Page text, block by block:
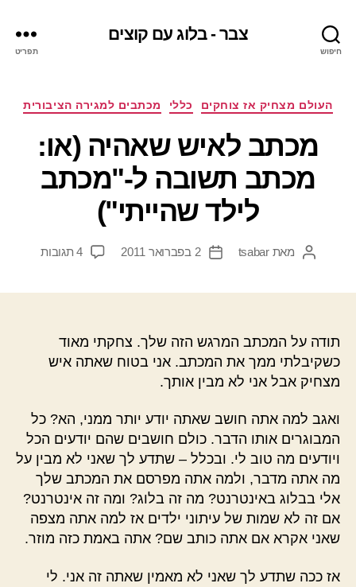
חיפוש
צבר - בלוג עם קוצים
תפריט
קטגוריות העולם מצחיק אז צוחקים כללי מכתבים למגירה הציבורית
מכתב לאיש שאהיה (או:
מכתב תשובה ל-"מכתב
לילד שהייתי")
המחבר
מאתtsabar
תאריך
2 בפברואר 2011 4 תגובות
על
שהייתי")
תודה על המכתב המרגש הזה שלך. צחקתי מאוד
כשקיבלתי ממך את המכתב. אני בטוח שאתה איש
מצחיק אבל אני לא מבין אותך.
ואגב למה אתה חושב שאתה יודע יותר ממני, הא? כל
המבוגרים אותו הדבר. כולם חושבים שהם יודעים הכל
ויודעים מה טוב לי. ובכלל – שתדע לך שאני לא מבין על
מה אתה מדבר, ולמה אתה מפרסם את המכתב שלך
אלי בבלוג באינטרנט? מה זה בלוג? ומה זה אינטרנט?
אם זה לא שמות של עיתוני ילדים אז למה אתה מצפה
שאני אקרא אם אתה כותב שם? אתה באמת כזה מוזר.
אז ככה שתדע לך שאני לא מאמין שאתה זה אני. לי